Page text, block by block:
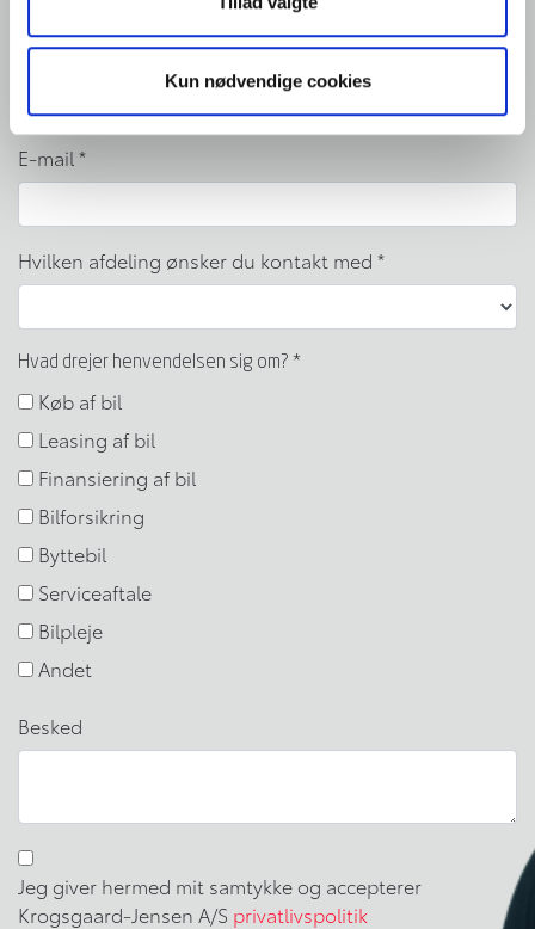
Kun nødvendige cookies
Telefon nr.*
E-mail *
Hvilken afdeling ønsker du kontakt med *
Hvad drejer henvendelsen sig om? *
Køb af bil
Leasing af bil
Finansiering af bil
Bilforsikring
Byttebil
Serviceaftale
Bilpleje
Andet
Besked
Jeg giver hermed mit samtykke og accepterer
Krogsgaard-Jensen A/S privatlivspolitik